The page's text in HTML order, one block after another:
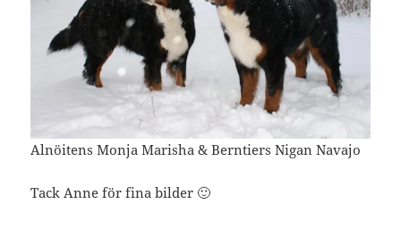
Alnöitens Monja Marisha & Berntiers Nigan Navajo
Tack Anne för fina bilder 🙂